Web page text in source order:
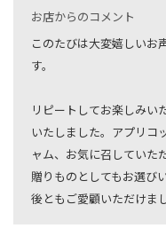
お店からのコメント
このたびは大変嬉しいお
す。
リピートしてお楽しみい
いたしました。アプリコ
ャム、お気に召していた
贈りものとしてもお選び
後ともご愛顧いただけま